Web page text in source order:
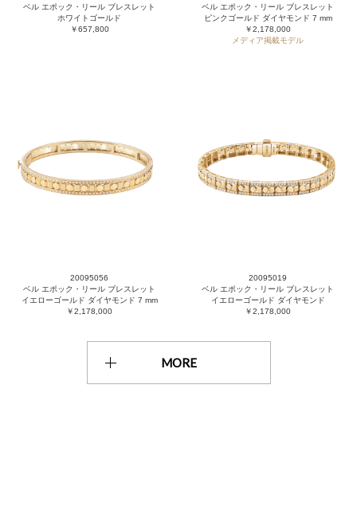
ベル エポック・リール ブレスレット
ホワイトゴールド
￥657,800
ベル エポック・リール ブレスレット
ピンクゴールド ダイヤモンド 7 mm
￥2,178,000
メディア掲載モデル
20095056
ベル エポック・リール ブレスレット
イエローゴールド ダイヤモンド 7 mm
￥2,178,000
20095019
ベル エポック・リール ブレスレット
イエローゴールド ダイヤモンド
￥2,178,000
MORE